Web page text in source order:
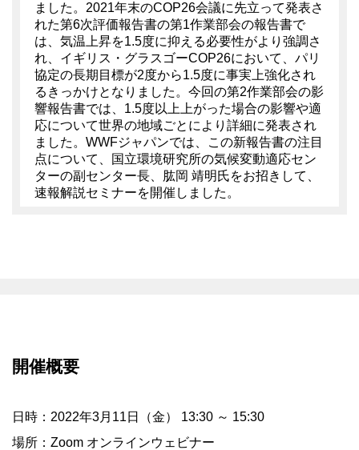
ました。2021年末のCOP26会議に先立って発表さ
れた第6次評価報告書の第1作業部会の報告書で
は、気温上昇を1.5度に抑える必要性がより強調さ
れ、イギリス・グラスゴーCOP26において、パリ
協定の長期目標が2度から1.5度に事実上強化され
るきっかけとなりました。今回の第2作業部会の影
響報告書では、1.5度以上上がった場合の影響や適
応について世界の地域ごとにより詳細に発表され
ました。WWFジャパンでは、この新報告書の注目
点について、国立環境研究所の気候変動適応セン
ターの副センター長、肱岡 靖明氏をお招きして、
速報解説セミナーを開催しました。
開催概要
日時：2022年3月11日（金） 13:30 ～ 15:30
場所：Zoom オンラインウェビナー